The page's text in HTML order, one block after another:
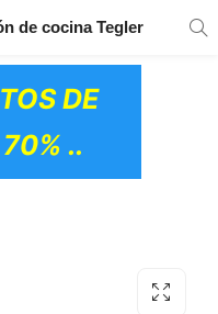
PRODUCTOS
DE
..
de cocina Tegler